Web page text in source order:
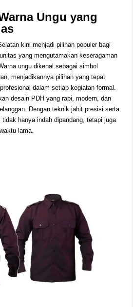
Ungu yang
kini menjadi pilihan populer bagi
yang mengutamakan keseragaman
ungu dikenal sebagai simbol
menjadikannya pilihan yang tepat
dalam setiap kegiatan formal.
desain PDH yang rapi, modern, dan
Dengan teknik jahit presisi serta
hanya indah dipandang, tetapi juga
lama.